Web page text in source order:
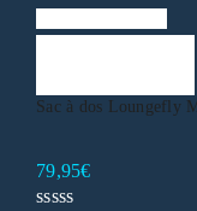
Sac à dos Loungefly
79,95€